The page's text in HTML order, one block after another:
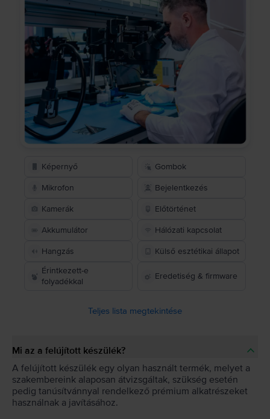
Képernyő Gombok
Mikrofon Bejelentkezés
Kamerák Előtörténet
Akkumulátor Hálózati kapcsolat
Hangzás
Külső esztétikai állapot
Érintkezett-e
folyadékkal
Eredetiség & firmware
Teljes lista megtekintése
Mi az a felújított készülék?
A felújított készülék egy olyan használt termék, melyet a
szakembereink alaposan átvizsgáltak, szükség esetén
pedig tanúsítvánnyal rendelkező prémium alkatrészeket
használnak a javításához.